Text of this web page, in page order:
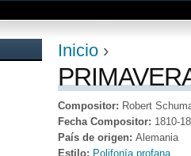
Se encuentra
Inicio ›
Compositor: Robert
Fecha Compositor: 1810-
País de origen: Alemania
Estilo: Polifonía profana